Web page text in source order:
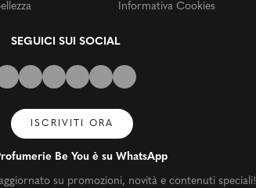
Informativa Cookies
SEGUICI SUI SOCIAL
ISCRIVITI ORA
Be You è su WhatsApp
su promozioni, novità e contenuti speciali!